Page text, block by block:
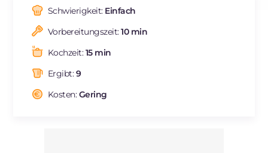
BR
FR
NL
Schwierigkeit: Einfach
Vorbereitungszeit:10 min
Kochzeit:15 min
Ergibt:9
Kosten:Gering